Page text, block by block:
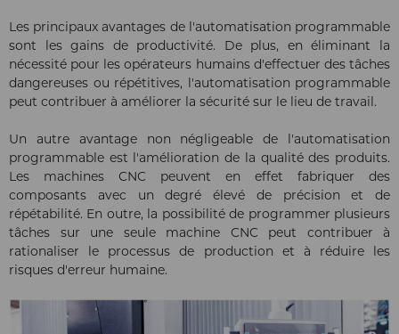
Les principaux avantages de l'automatisation programmable
sont les gains de productivité. De plus, en éliminant la
nécessité pour les opérateurs humains d'effectuer des tâches
dangereuses ou répétitives, l'automatisation programmable
peut contribuer à améliorer la sécurité sur le lieu de travail.
Un autre avantage non négligeable de l'automatisation
programmable est l'amélioration de la qualité des produits.
Les machines CNC peuvent en effet fabriquer des
composants avec un degré élevé de précision et de
répétabilité. En outre, la possibilité de programmer plusieurs
tâches sur une seule machine CNC peut contribuer à
rationaliser le processus de production et à réduire les
risques d'erreur humaine.